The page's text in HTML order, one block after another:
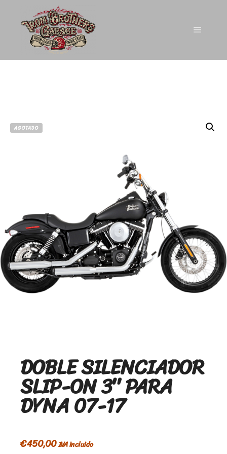
AGOTADO
DOBLE SILENCIADOR
SLIP-ON 3″ PARA
DYNA 07-17
€450,00IVA incluido